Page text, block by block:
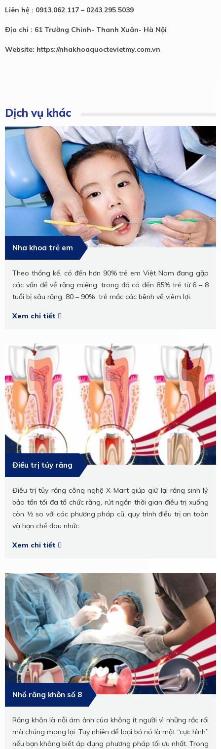
Liên hệ : 0913.062.117 – 0243.295.5039
Địa chỉ : 61 Trường Chinh- Thanh Xuân- Hà Nội
Website: https://nhakhoaquoctevietmy.com.vn
Dịch vụ khác
Nha khoa trẻ em
Theo thống kế, có đến hơn 90% trẻ em Việt Nam đang gặp
các vấn đề về răng miệng, trong đó có đến 85% trẻ từ 6 – 8
tuổi bị sâu răng, 80 – 90% trẻ mắc các bệnh về viêm lợi.
Xem chi tiết
Điều trị tủy răng
Điều trị tủy răng công nghệ X-Mart giúp giữ lại răng sinh lý,
bảo tồn tối đa tổ chức răng, rút ngắn thời gian điều trị xuống
còn ½ so với các phương pháp cũ, quy trình điều trị an toàn
và hạn chế đau nhức.
Xem chi tiết
Nhổ răng khôn số 8
Răng khôn là nỗi ám ảnh của không ít người vì những rắc rối
mà chúng mang lại. Tuy nhiên để loại bỏ nó là một “cực hình”
nếu bạn không biết áp dụng phương pháp tối ưu nhất. Trong